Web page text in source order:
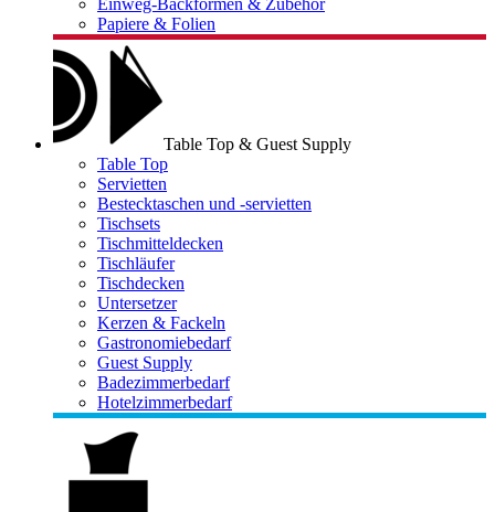
Einweg-Backformen & Zubehör
Papiere & Folien
Table Top & Guest Supply
Table Top
Servietten
Bestecktaschen und -servietten
Tischsets
Tischmitteldecken
Tischläufer
Tischdecken
Untersetzer
Kerzen & Fackeln
Gastronomiebedarf
Guest Supply
Badezimmerbedarf
Hotelzimmerbedarf